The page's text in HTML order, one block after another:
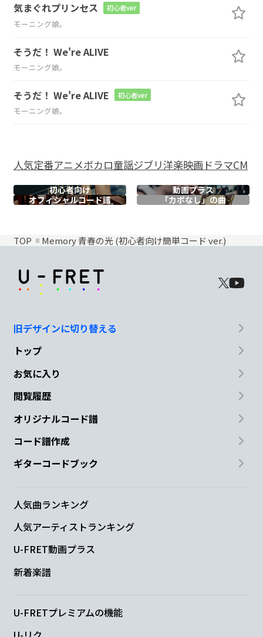
気まぐれプリンセス 初心者ver
モーニング娘。
そうだ！ We're ALIVE
モーニング娘。
そうだ！ We're ALIVE 初心者ver
モーニング娘。
人気定番アニメボカロ童謡ジブリ洋楽映画ドラマCM
初心者向け
動画プラス
オフィシャルコード譜 「カポなし」の曲
TOP Memory 青春の光 (初心者向け簡単コード ver.)
旧デザインに切り替える
トップ
お気に入り
閲覧履歴
オリジナルコード譜
コード譜作成
ギターコードブック
人気曲ランキング
人気アーティストランキング
U-FRET動画プラス
新着楽譜
U-FRETプレミアムの機能